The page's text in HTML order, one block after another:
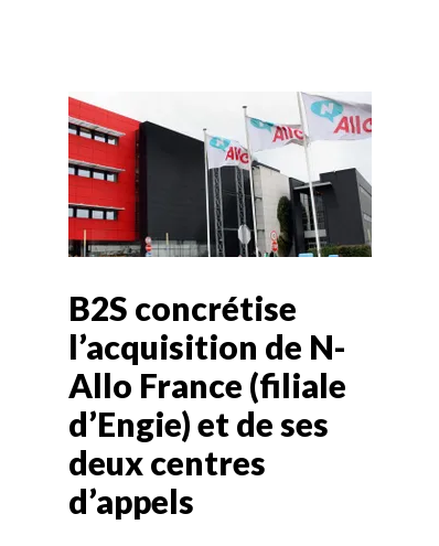
B2S concrétise
l’acquisition de N-
Allo France (filiale
d’Engie) et de ses
deux centres
d’appels